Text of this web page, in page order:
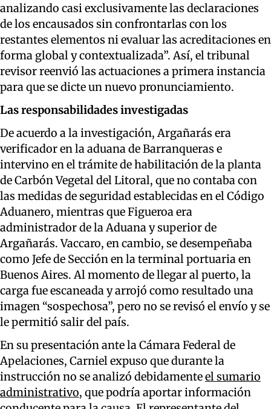
analizando casi exclusivamente las declaraciones
de los encausados sin confrontarlas con los
restantes elementos ni evaluar las acreditaciones en
forma global y contextualizada”. Así, el tribunal
revisor reenvió las actuaciones a primera instancia
para que se dicte un nuevo pronunciamiento.
Las responsabilidades investigadas
De acuerdo a la investigación, Argañarás era
verificador en la aduana de Barranqueras e
intervino en el trámite de habilitación de la planta
de Carbón Vegetal del Litoral, que no contaba con
las medidas de seguridad establecidas en el Código
Aduanero, mientras que Figueroa era
administrador de la Aduana y superior de
Argañarás. Vaccaro, en cambio, se desempeñaba
como Jefe de Sección en la terminal portuaria en
Buenos Aires. Al momento de llegar al puerto, la
carga fue escaneada y arrojó como resultado una
imagen “sospechosa”, pero no se revisó el envío y se
le permitió salir del país.
En su presentación ante la Cámara Federal de
Apelaciones, Carniel expuso que durante la
instrucción no se analizó debidamenteel sumario
administrativo, que podría aportar información